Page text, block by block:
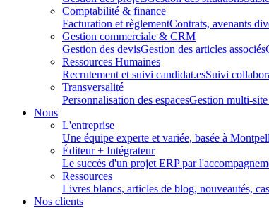
Comptabilité & finance
Facturation et règlementContrats, avenants
Gestion commerciale & CRM
Gestion des devisGestion des articles associés
Ressources Humaines
Recrutement et suivi candidat.esSuivi
Transversalité
Personnalisation des espacesGestion multi-
Nous
L'entreprise
Une équipe experte et variée, basée à
Éditeur + Intégrateur
Le succès d'un projet ERP par
Ressources
Livres blancs, articles de blog, nouveautés,
Nos clients